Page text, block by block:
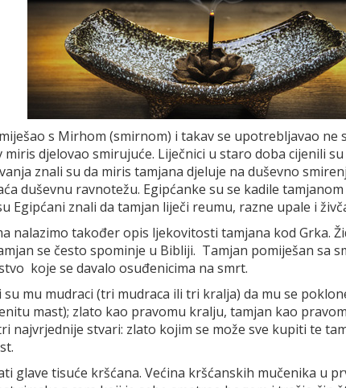
s Mirhom (smirnom) i takav se upotrebljavao
djelovao smirujuće. Liječnici u staro doba cijenili
znali su da miris tamjana djeluje na duševno
duševnu ravnotežu. Egipćanke su se kadile
Egipćani znali da tamjan liječi reumu, razne upale i
nalazimo također opis ljekovitosti tamjana kod Grka.
se često spominje u Bibliji. Tamjan pomiješan sa
koje se davalo osuđenicima na smrt.
su mu mudraci (tri mudraca ili tri kralja) da mu se
mast); zlato kao pravomu kralju, tamjan kao
najvrjednije stvari: zlato kojim se može sve kupiti te
glave tisuće kršćana. Većina kršćanskih mučenika u